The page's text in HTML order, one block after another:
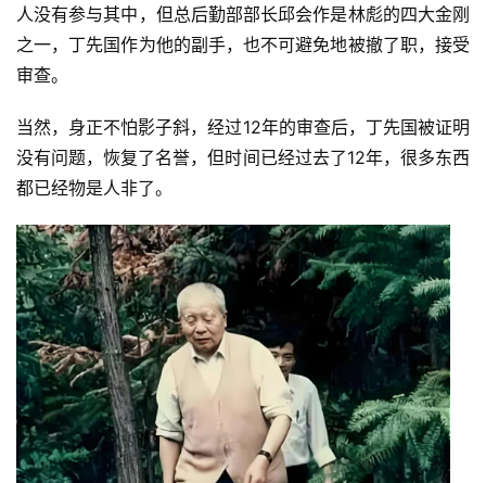
人没有参与其中，但总后勤部部长邱会作是林彪的四大金刚
之一，丁先国作为他的副手，也不可避免地被撤了职，接受
审查。
当然，身正不怕影子斜，经过12年的审查后，丁先国被证明
没有问题，恢复了名誉，但时间已经过去了12年，很多东西
都已经物是人非了。